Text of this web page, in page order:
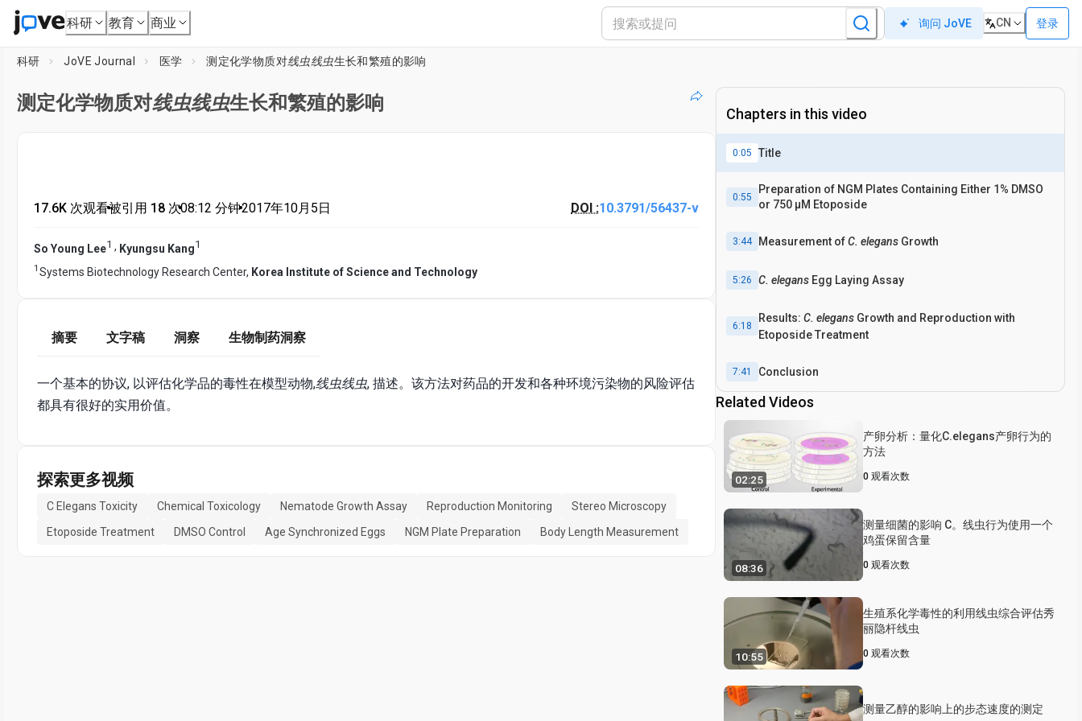
科研 教育 商业 询问 JoVE CN 登录
科研 JoVE Journal 医学 测定化学物质对线虫线虫生长和繁殖的影响
测定化学物质对线虫线虫生长和繁殖的影响
17.6K 次观看•被引用 18 次•08:12 分钟•2017年10月5日 DOI :10.3791/56437-v
So Young Lee1 , Kyungsu Kang1
1 Systems Biotechnology Research Center, Korea Institute of Science and Technology
摘要 文字稿 洞察 生物制药洞察
一个基本的协议, 以评估化学品的毒性在模型动物,线虫线虫, 描述。该方法对药品的开发和各种环境污染物的风险评估
都具有很好的实用价值。
探索更多视频
C Elegans Toxicity Chemical Toxicology Nematode Growth Assay Reproduction Monitoring
Stereo Microscopy
Etoposide Treatment
DMSO Control Age Synchronized Eggs NGM Plate Preparation Body Length Measurement
Chapters in this video
0:05 Title
0:55
Preparation of NGM Plates Containing Either 1% DMSO
or 750 μM Etoposide
3:44 Measurement ofC. elegans Growth
5:26 C. elegans Egg Laying Assay
6:18
Results: C. elegans Growth and Reproduction with
Etoposide Treatment
7:41 Conclusion
Related Videos
02:25
产卵分析：量化C.elegans产卵行为的
方法
0 观看次数
08:36
测量细菌的影响 C。线虫行为使用一个
鸡蛋保留含量
0 观看次数
10:55
生殖系化学毒性的利用线虫综合评估秀
丽隐杆线虫
0 观看次数
测量乙醇的影响上的步态速度的测定